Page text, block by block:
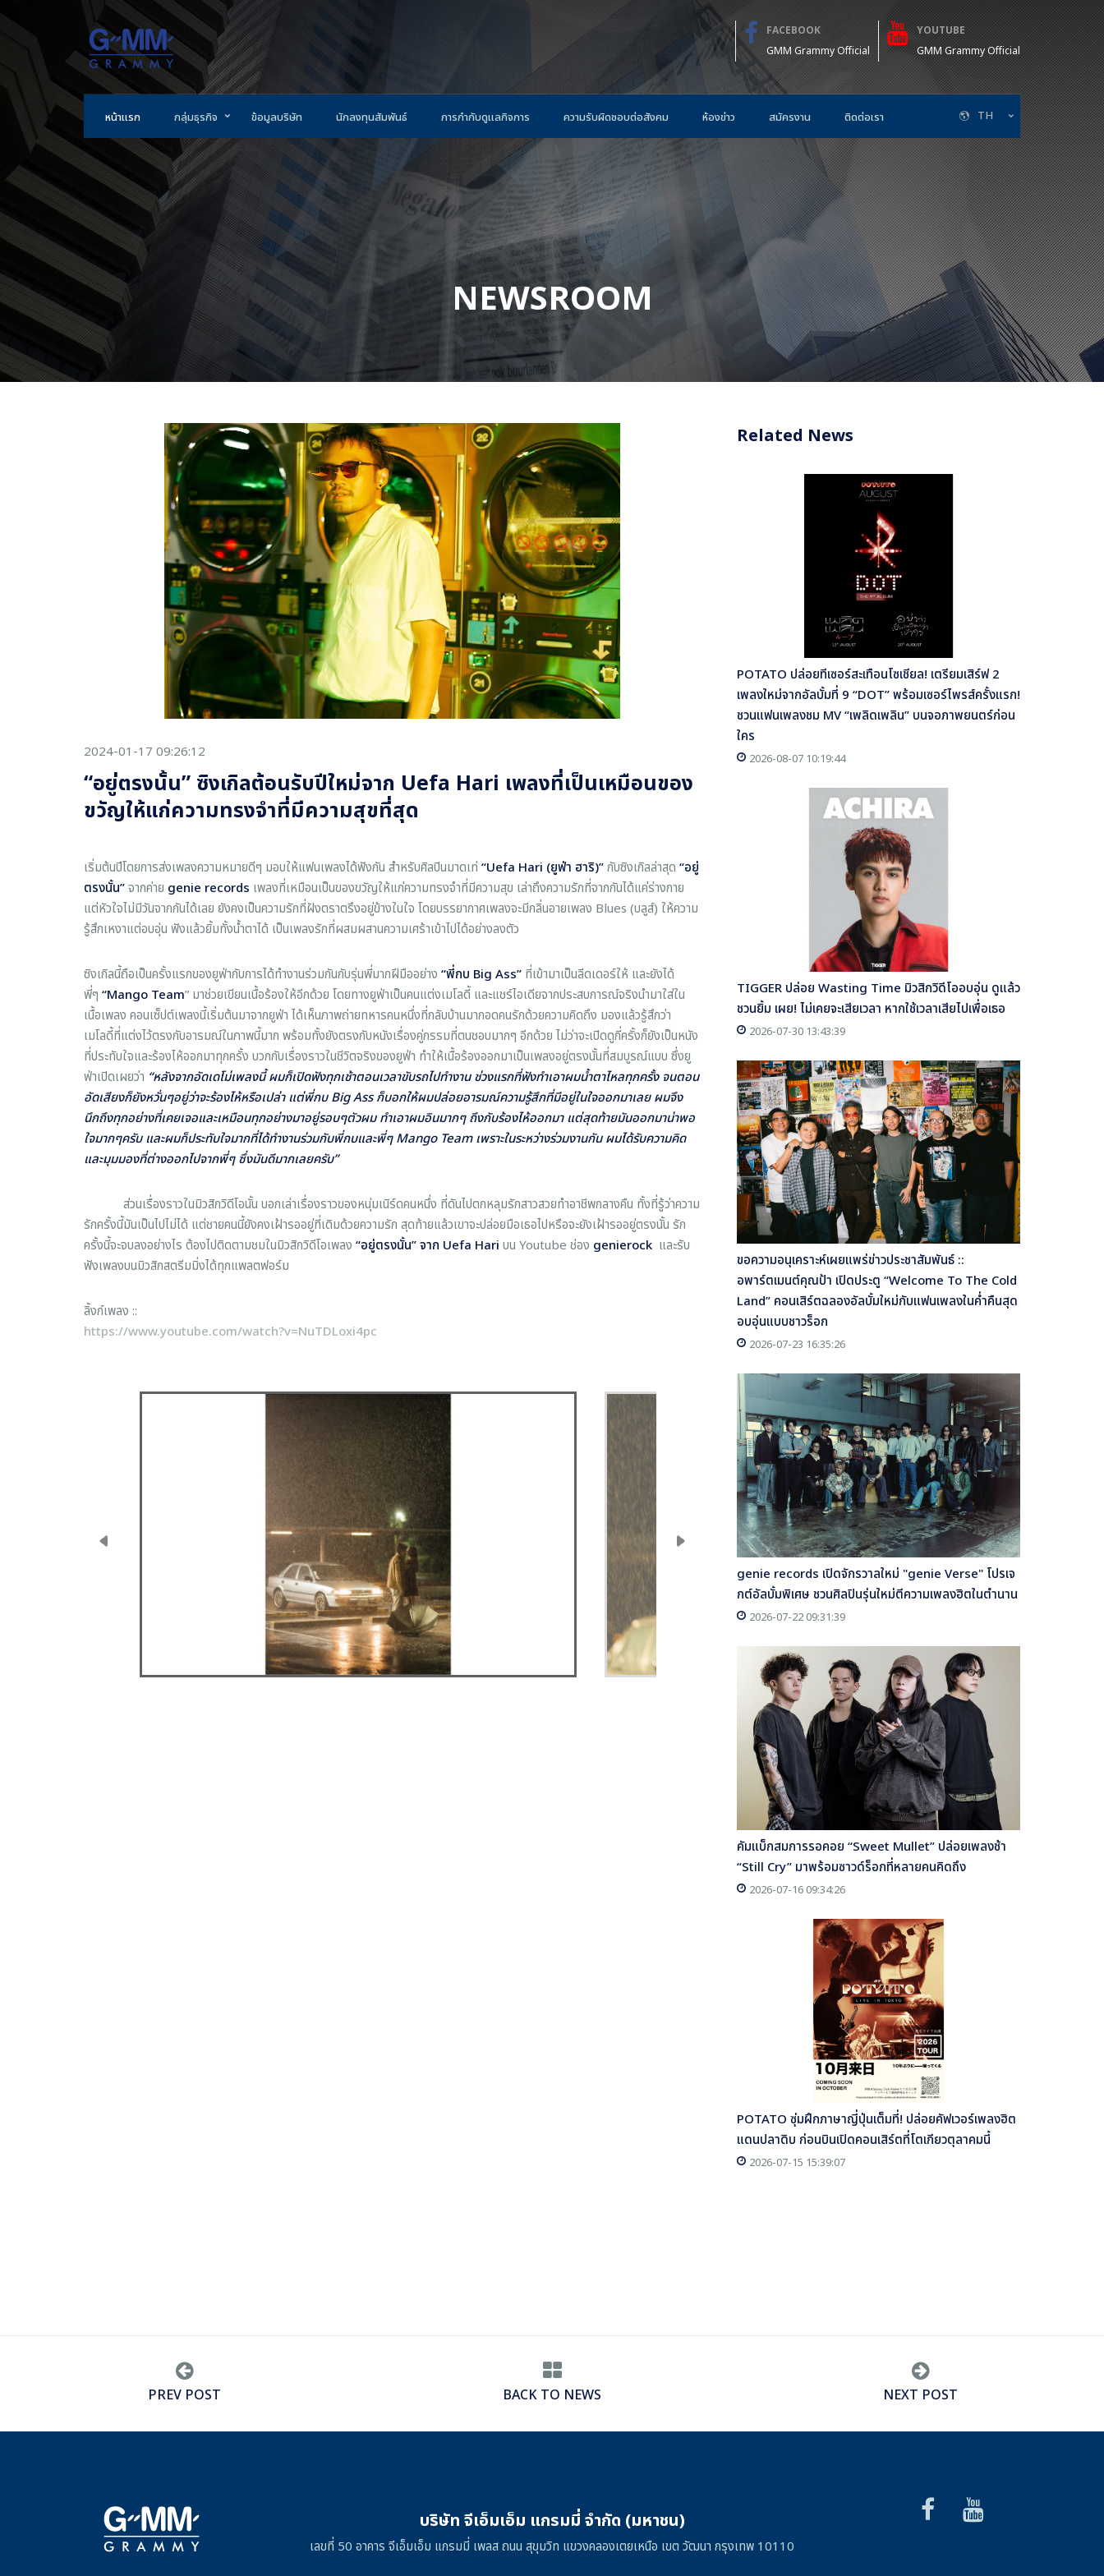
FACEBOOK
GMM Grammy Official
YOUTUBE
GMM Grammy Official
หน้าแรก กลุ่มธุรกิจ ข้อมูลบริษัท นักลงทุนสัมพันธ์ การกำกับดูแลกิจการ ความรับผิดชอบต่อสังคม ห้องข่าว สมัครงาน ติดต่อเรา TH
NEWSROOM
2024-01-17 09:26:12
“อยู่ตรงนั้น” ซิงเกิลต้อนรับปีใหม่จาก Uefa Hari เพลงที่เป็นเหมือนของ
ขวัญให้แก่ความทรงจำที่มีความสุขที่สุด
เริ่มต้นปีโดยการส่งเพลงความหมายดีๆ มอบให้แฟนเพลงได้ฟังกัน สำหรับศิลปินมาดเท่ “Uefa Hari (ยูฟ่า ฮาริ)”กับซิงเกิลล่าสุด “อยู่
ตรงนั้น”จากค่าย genie records เพลงที่เหมือนเป็นของขวัญให้แก่ความทรงจำที่มีความสุข เล่าถึงความรักที่จากกันได้แค่ร่างกาย
แต่หัวใจไม่มีวันจากกันได้เลย ยังคงเป็นความรักที่ฝังตราตรึงอยู่ข้างในใจ โดยบรรยากาศเพลงจะมีกลิ่นอายเพลง Blues (บลูส์) ให้ความ
รู้สึกเหงาแต่อบอุ่น ฟังแล้วยิ้มทั้งน้ำตาได้ เป็นเพลงรักที่ผสมผสานความเศร้าเข้าไปได้อย่างลงตัว
ซิงเกิลนี้ถือเป็นครั้งแรกของยูฟ่ากับการได้ทำงานร่วมกันกับรุ่นพี่มากฝีมืออย่าง “พี่กบ Big Ass” ที่เข้ามาเป็นลีดเดอร์ให้ และยังได้
พี่ๆ “Mango Team” มาช่วยเขียนเนื้อร้องให้อีกด้วย โดยทางยูฟ่าเป็นคนแต่งเมโลดี้ และแชร์ไอเดียจากประสบการณ์จริงนำมาใส่ใน
เนื้อเพลง คอนเซ็ปต์เพลงนี้เริ่มต้นมาจากยูฟ่า ได้เห็นภาพถ่ายทหารคนหนึ่งที่กลับบ้านมากอดคนรักด้วยความคิดถึง มองแล้วรู้สึกว่า
เมโลดี้ที่แต่งไว้ตรงกับอารมณ์ในภาพนี้มาก พร้อมทั้งยังตรงกับหนังเรื่องคู่กรรมที่ตนชอบมากๆ อีกด้วย ไม่ว่าจะเปิดดูกี่ครั้งก็ยังเป็นหนัง
ที่ประทับใจและร้องไห้ออกมาทุกครั้ง บวกกับเรื่องราวในชีวิตจริงของยูฟ่า ทำให้เนื้อร้องออกมาเป็นเพลงอยู่ตรงนั้นที่สมบูรณ์แบบ ซึ่งยู
ฟ่าเปิดเผยว่า “หลังจากอัดเดโม่เพลงนี้ ผมก็เปิดฟังทุกเช้าตอนเวลาขับรถไปทำงาน ช่วงแรกที่ฟังทำเอาผมน้ำตาไหลทุกครั้ง จนตอน
อัดเสียงก็ยังหวั่นๆอยู่ว่าจะร้องไห้หรือเปล่า แต่พี่กบBig Ass ก็บอกให้ผมปล่อยอารมณ์ความรู้สึกที่มีอยู่ในใจออกมาเลย ผมจึง
นึกถึงทุกอย่างที่เคยเจอและเหมือนทุกอย่างมาอยู่รอบๆตัวผม ทำเอาผมอินมากๆ ถึงกับร้องไห้ออกมา แต่สุดท้ายมันออกมาน่าพอ
ใจมากๆครับ และผมก็ประทับใจมากที่ได้ทำงานร่วมกับพี่กบและพี่ๆ Mango Team เพราะในระหว่างร่วมงานกัน ผมได้รับความคิด
และมุมมองที่ต่างออกไปจากพี่ๆ ซึ่งมันดีมากเลยครับ”
ส่วนเรื่องราวในมิวสิกวิดีโอนั้น บอกเล่าเรื่องราวของหนุ่มเนิร์ดคนหนึ่ง ที่ดันไปตกหลุมรักสาวสวยทำอาชีพกลางคืน ทั้งที่รู้ว่าความ
รักครั้งนี้มันเป็นไปไม่ได้ แต่ชายคนนี้ยังคงเฝ้ารออยู่ที่เดิมด้วยความรัก สุดท้ายแล้วเขาจะปล่อยมือเธอไปหรือจะยังเฝ้ารออยู่ตรงนั้น รัก
ครั้งนี้จะจบลงอย่างไร ต้องไปติดตามชมในมิวสิกวิดีโอเพลง “อยู่ตรงนั้น” จาก Uefa Hari บน Youtube ช่อง genierock และรับ
ฟังเพลงบนมิวสิกสตรีมมิ่งได้ทุกแพลตฟอร์ม
ลิ้งก์เพลง ::
https://www.youtube.com/watch?v=NuTDLoxi4pc
Related News
POTATO ปล่อยทีเซอร์สะเทือนโซเชียล! เตรียมเสิร์ฟ 2
เพลงใหม่จากอัลบั้มที่ 9 “DOT” พร้อมเซอร์ไพรส์ครั้งแรก!
ชวนแฟนเพลงชม MV “เพลิดเพลิน” บนจอภาพยนตร์ก่อน
ใคร
2026-08-07 10:19:44
TIGGER ปล่อย Wasting Time มิวสิกวิดีโออบอุ่น ดูแล้ว
ชวนยิ้ม เผย! ไม่เคยจะเสียเวลา หากใช้เวลาเสียไปเพื่อเธอ
2026-07-30 13:43:39
ขอความอนุเคราะห์เผยแพร่ข่าวประชาสัมพันธ์ ::
อพาร์ตเมนต์คุณป้า เปิดประตู “Welcome To The Cold
Land” คอนเสิร์ตฉลองอัลบั้มใหม่กับแฟนเพลงในค่ำคืนสุด
อบอุ่นแบบชาวร็อก
2026-07-23 16:35:26
genie records เปิดจักรวาลใหม่ "genie Verse" โปรเจ
กต์อัลบั้มพิเศษ ชวนศิลปินรุ่นใหม่ตีความเพลงฮิตในตำนาน
2026-07-22 09:31:39
คัมแบ็กสมการรอคอย “Sweet Mullet” ปล่อยเพลงช้า
“Still Cry” มาพร้อมซาวด์ร็อกที่หลายคนคิดถึง
2026-07-16 09:34:26
POTATO ซุ่มฝึกภาษาญี่ปุ่นเต็มที่! ปล่อยคัฟเวอร์เพลงฮิต
แดนปลาดิบ ก่อนบินเปิดคอนเสิร์ตที่โตเกียวตุลาคมนี้
2026-07-15 15:39:07
PREV POST BACK TO NEWS NEXT POST
บริษัท จีเอ็มเอ็ม แกรมมี่ จำกัด (มหาชน)
เลขที่ 50 อาคาร จีเอ็มเอ็ม แกรมมี่ เพลส ถนน สุขุมวิท แขวงคลองเตยเหนือ เขต วัฒนา กรุงเทพ 10110